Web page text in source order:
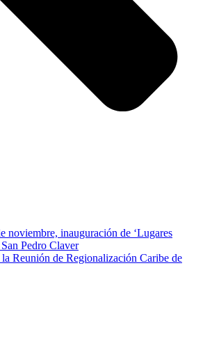
noviembre, inauguración de ‘Lugares
Pedro Claver
Reunión de Regionalización Caribe de